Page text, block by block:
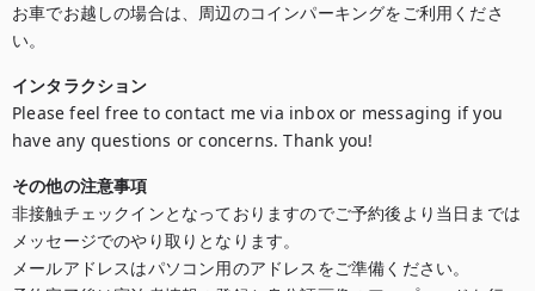
お車でお越しの場合は、周辺のコインパーキングをご利用くださ
い。
インタラクション
Please feel free to contact me via inbox or messaging if you
have any questions or concerns. Thank you!
その他の注意事項
非接触チェックインとなっておりますのでご予約後より当日までは
メッセージでのやり取りとなります。
メールアドレスはパソコン用のアドレスをご準備ください。